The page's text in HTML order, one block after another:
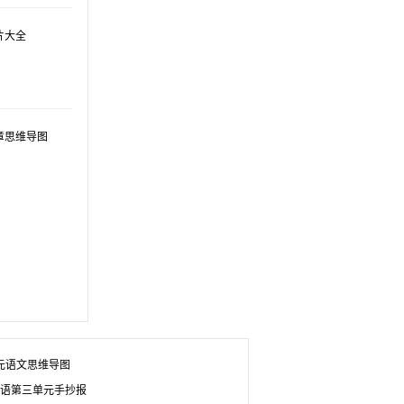
大全
思维导图
语文思维导图
第三单元手抄报